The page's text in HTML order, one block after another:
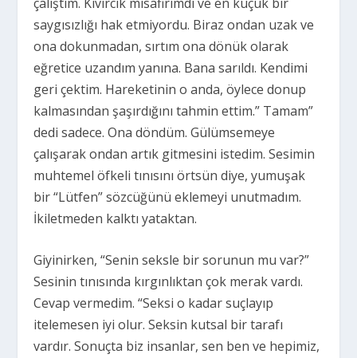
saygısızlığı hak etmiyordu. Biraz ondan uzak ve
ona dokunmadan, sırtım ona dönük olarak
eğretice uzandım yanına. Bana sarıldı. Kendimi
geri çektim. Hareketinin o anda, öylece donup
kalmasından şaşırdığını tahmin ettim.” Tamam”
dedi sadece. Ona döndüm. Gülümsemeye
çalışarak ondan artık gitmesini istedim. Sesimin
muhtemel öfkeli tınısını örtsün diye, yumuşak
bir “Lütfen” sözcüğünü eklemeyi unutmadım.
İkiletmeden kalktı yataktan.
Giyinirken, “Senin seksle bir sorunun mu var?”
Sesinin tınısında kırgınlıktan çok merak vardı.
Cevap vermedim. “Seksi o kadar suçlayıp
itelemesen iyi olur. Seksin kutsal bir tarafı
vardır. Sonuçta biz insanlar, sen ben ve hepimiz,